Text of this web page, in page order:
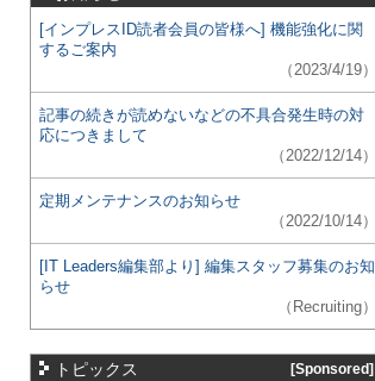
[インプレスID読者会員の皆様へ] 機能強化に関
するご案内
（2023/4/19）
記事の続きが読めないなどの不具合発生時の対
応につきまして
（2022/12/14）
定期メンテナンスのお知らせ
（2022/10/14）
[IT Leaders編集部より] 編集スタッフ募集のお知
らせ
（Recruiting）
トピックス [Sponsored]